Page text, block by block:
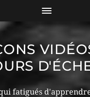
fatigués